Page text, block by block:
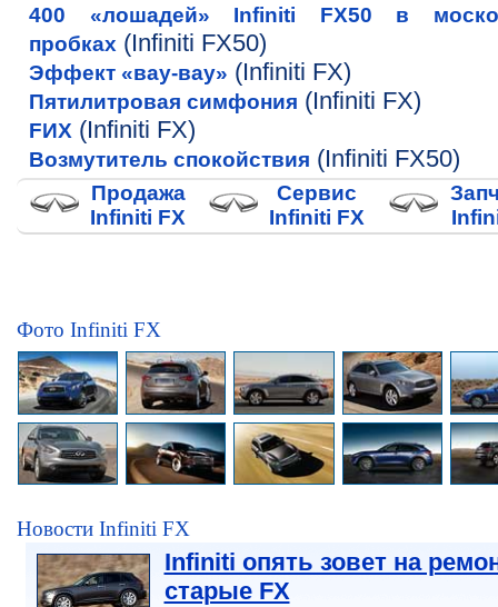
400 «лошадей» Infiniti FX50 в
пробках (Infiniti FX50)
Эффект «вау-вау» (Infiniti FX)
Пятилитровая симфония (Infiniti FX)
FИХ (Infiniti FX)
Возмутитель спокойствия (Infiniti FX50)
Продажа
Infiniti FX
Сервис
Infiniti FX
Фото Infiniti FX
Новости Infiniti FX
Infiniti опять зовет на
старые FX